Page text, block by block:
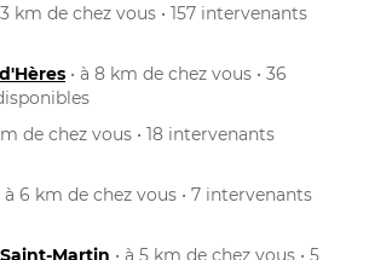
km de chez vous • 157 intervenants
• à 8 km de chez vous • 36
de chez vous • 18 intervenants
à 6 km de chez vous • 7 intervenants
Martin • à 5 km de chez vous • 5